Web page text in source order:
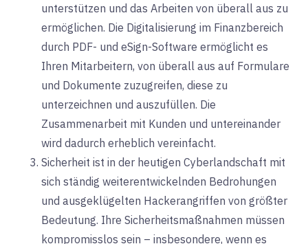
unterstützen und das Arbeiten von überall aus zu
ermöglichen. Die Digitalisierung im Finanzbereich
durch PDF- und eSign-Software ermöglicht es
Ihren Mitarbeitern, von überall aus auf Formulare
und Dokumente zuzugreifen, diese zu
unterzeichnen und auszufüllen. Die
Zusammenarbeit mit Kunden und untereinander
wird dadurch erheblich vereinfacht.
Sicherheit ist in der heutigen Cyberlandschaft mit
sich ständig weiterentwickelnden Bedrohungen
und ausgeklügelten Hackerangriffen von größter
Bedeutung. Ihre Sicherheitsmaßnahmen müssen
kompromisslos sein – insbesondere, wenn es